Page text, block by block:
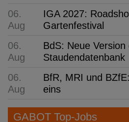
06.
Aug
IGA 2027:
Gartenfestival
06.
Aug
BdS: Neue Version
Staudendatenbank
06.
Aug
BfR, MRI und
eins
GABOT Top-Jobs